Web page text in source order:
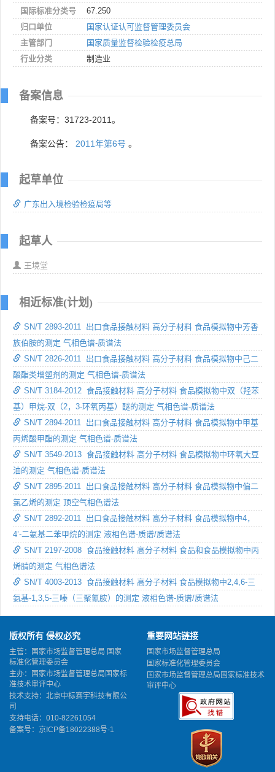
国际标准分类号
67.250
归口单位
国家认证认可监督管理委员会
主管部门
国家质量监督检验检疫总局
行业分类
制造业
备案信息
备案号：31723-2011。
备案公告： 2011年第6号 。
起草单位
广东出入境检验检疫局等
起草人
王境堂
相近标准(计划)
SN/T 2893-2011 出口食品接触材料 高分子材料 食品模拟物中芳香
族伯胺的测定 气相色谱-质谱法
SN/T 2826-2011 出口食品接触材料 高分子材料 食品模拟物中己二
酸酯类增塑剂的测定 气相色谱-质谱法
SN/T 3184-2012 食品接触材料 高分子材料 食品模拟物中双（羟苯
基）甲烷-双（2，3-环氧丙基）醚的测定 气相色谱-质谱法
SN/T 2894-2011 出口食品接触材料 高分子材料 食品模拟物中甲基
丙烯酸甲酯的测定 气相色谱-质谱法
SN/T 3549-2013 食品接触材料 高分子材料 食品模拟物中环氧大豆
油的测定 气相色谱-质谱法
SN/T 2895-2011 出口食品接触材料 高分子材料 食品模拟物中偏二
氯乙烯的测定 顶空气相色谱法
SN/T 2892-2011 出口食品接触材料 高分子材料 食品模拟物中4，
4’-二氨基二苯甲烷的测定 液相色谱-质谱/质谱法
SN/T 2197-2008 食品接触材料 高分子材料 食品和食品模拟物中丙
烯腈的测定 气相色谱法
SN/T 4003-2013 食品接触材料 高分子材料 食品模拟物中2,4,6-三
氨基-1,3,5-三嗪（三聚氰胺）的测定 液相色谱-质谱/质谱法
版权所有 侵权必究
主管：国家市场监督管理总局 国家
标准化管理委员会
主办：国家市场监督管理总局国家标
准技术审评中心
技术支持：北京中标赛宇科技有限公
司
支持电话：010-82261054
备案号： 京ICP备18022388号-1
重要网站链接
国家市场监督管理总局
国家标准化管理委员会
国家市场监督管理总局国家标准技术
审评中心